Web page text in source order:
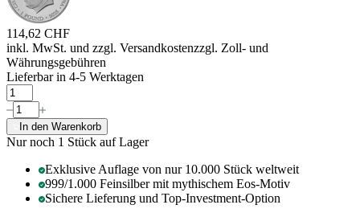
114,62 CHF
inkl. MwSt. und zzgl. Versandkostenzzgl. Zoll- und
Währungsgebühren
Lieferbar in 4-5 Werktagen
In den Warenkorb
Nur noch 1 Stück auf Lager
Exklusive Auflage von nur 10.000 Stück weltweit
999/1.000 Feinsilber mit mythischem Eos-Motiv
Sichere Lieferung und Top-Investment-Option